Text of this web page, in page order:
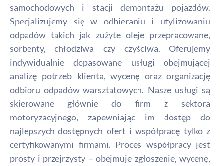
samochodowych i stacji demontażu pojazdów.
Specjalizujemy się w odbieraniu i utylizowaniu
odpadów takich jak zużyte oleje przepracowane,
sorbenty, chłodziwa czy czyściwa. Oferujemy
indywidualnie dopasowane usługi obejmującej
analizę potrzeb klienta, wycenę oraz organizację
odbioru odpadów warsztatowych. Nasze usługi są
skierowane głównie do firm z sektora
motoryzacyjnego, zapewniając im dostęp do
najlepszych dostępnych ofert i współpracę tylko z
certyfikowanymi firmami. Proces współpracy jest
prosty i przejrzysty – obejmuje zgłoszenie, wycenę,